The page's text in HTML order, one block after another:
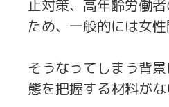
止対策、高年齢労働
ため、一般的には女
そうなってしまう背
態を把握する材料が